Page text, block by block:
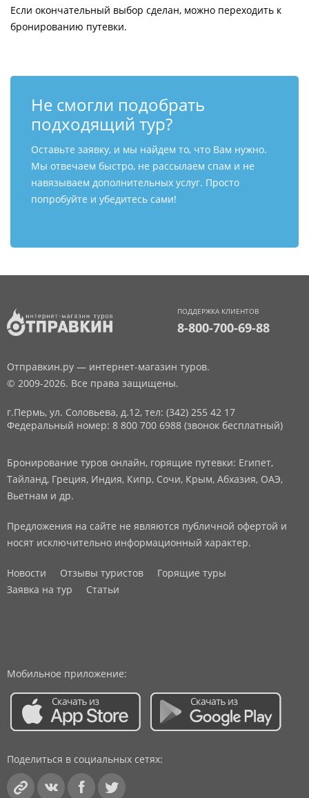
Если окончательный выбор сделан, можно переходить к
бронированию путевки.
Не смогли подобрать
подходящий тур?
Оставьте заявку, и мы найдем то, что Вам нужно.
Мы отвечаем быстро, не рассылаем спам и не
навязываем дополнительных услуг. Просто
попробуйте и убедитесь сами!
ПОДДЕРЖКА КЛИЕНТОВ
8-800-700-69-88
Отправкин.ру — интернет-магазин туров.
© 2009-2026. Все права защищены.
г.Пермь, ул. Соловьева, д.12, тел: (342) 255 42 17
Федеральный номер: 8 800 700 6988 (звонок бесплатный)
Бронирование туров онлайн, горящие путевки: Египет,
Тайланд, Греция, Индия, Кипр, Сочи, Крым, Абхазия, ОАЭ,
Вьетнам и др.
Предложения на сайте не являются публичной офертой и
носят исключительно информационный характер.
Новости Отзывы туристов
Горящие туры
Заявка на тур
Статьи
Мобильное приложение:
Поделиться в социальных сетях: